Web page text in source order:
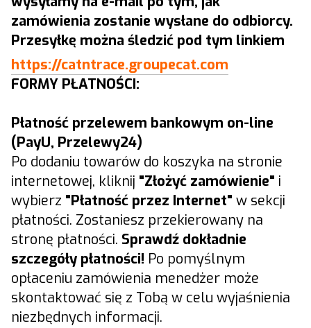
zamówienia zostanie wysłane do odbiorcy.
Przesyłkę można śledzić pod tym linkiem
https://catntrace.groupecat.com
FORMY PŁATNOŚCI:
Płatność przelewem bankowym on-line
(PayU, Przelewy24)
Po dodaniu towarów do koszyka na stronie
internetowej, kliknij "Złożyć zamówienie" i
wybierz "Płatność przez Internet" w sekcji
płatności. Zostaniesz przekierowany na
stronę płatności. Sprawdź dokładnie
szczegóły płatności! Po pomyślnym
opłaceniu zamówienia menedżer może
skontaktować się z Tobą w celu wyjaśnienia
niezbędnych informacji.